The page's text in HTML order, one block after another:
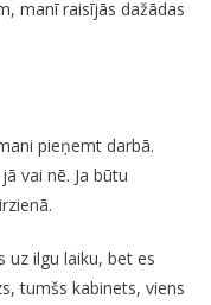
manī raisījās dažādas
pieņemt darbā.
vai nē. Ja būtu
uz ilgu laiku, bet es
tumšs kabinets, viens